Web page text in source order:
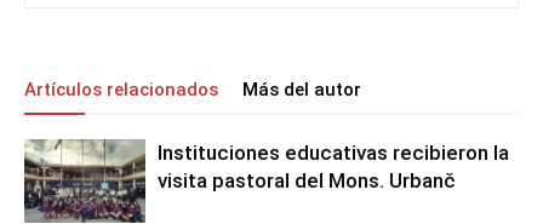
Artículos relacionados Más del autor
Instituciones educativas recibieron la
visita pastoral del Mons. Urbanč